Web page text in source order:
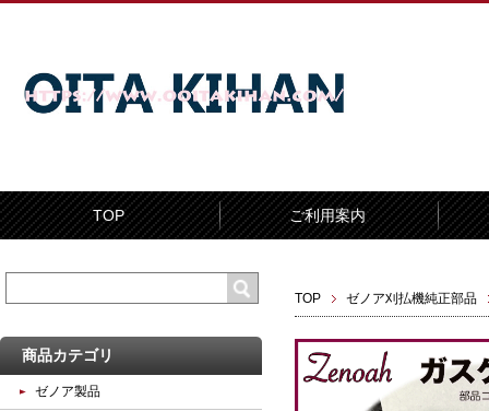
TOP ご利用案内
TOP ゼノア刈払機純正部品
商品カテゴリ
ゼノア製品